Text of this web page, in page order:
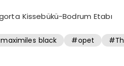
Kissebükü-Bodrum Etabı
black #opet